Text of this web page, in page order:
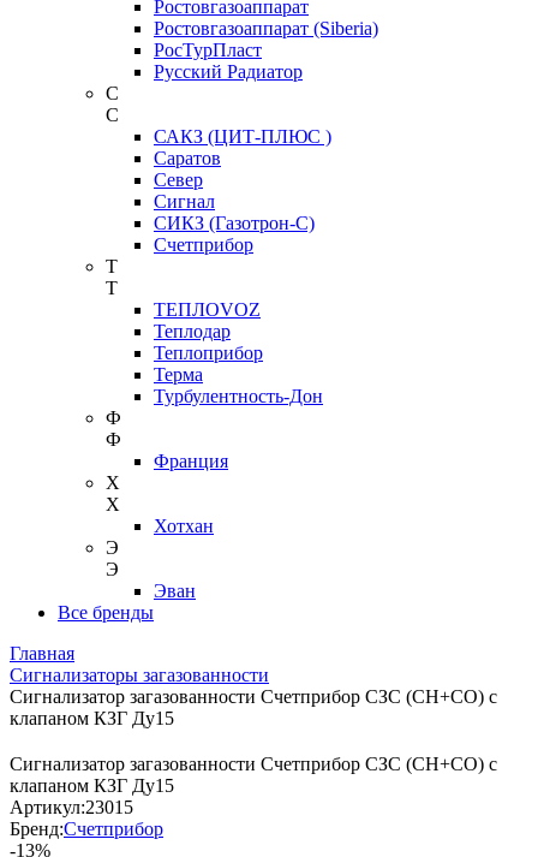
Ростовгазоаппарат
Ростовгазоаппарат (Siberia)
РосТурПласт
Русский Радиатор
С
С
САКЗ (ЦИТ-ПЛЮС )
Саратов
Север
Сигнал
СИКЗ (Газотрон-С)
Счетприбор
Т
Т
ТЕПЛОVOZ
Теплодар
Теплоприбор
Терма
Турбулентность-Дон
Ф
Ф
Франция
Х
Х
Хотхан
Э
Э
Эван
Все бренды
Главная
Сигнализаторы загазованности
Сигнализатор загазованности Счетприбор СЗС (СН+СО) c
клапаном КЗГ Ду15
Сигнализатор загазованности Счетприбор СЗС (СН+СО) c
клапаном КЗГ Ду15
Артикул:23015
Бренд:Счетприбор
-13%